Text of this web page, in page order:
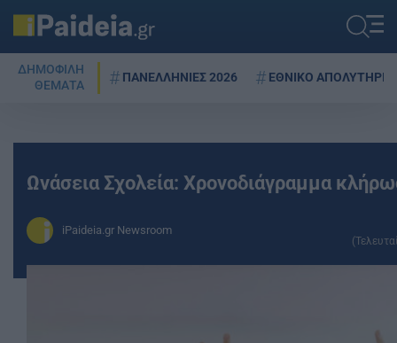
ΔΗΜΟΦΙΛΗ
ΘΕΜΑΤΑ
ΠΑΝΕΛΛΗΝΙΕΣ 2026 ΕΘΝΙΚΟ ΑΠΟΛΥΤΗΡΙΟ
Ωνάσεια Σχολεία: Χρονοδιάγραμμα
iPaideia.gr Newsroom